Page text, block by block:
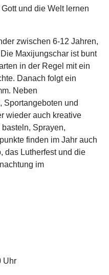
und die Welt lernen
zwischen 6-12 Jahren,
Maxijungschar ist bunt
in der Regel mit ein
Danach folgt ein
Neben
Sportangeboten und
wieder auch kreative
Sprayen,
finden im Jahr auch
das Lutherfest und die
im
Uhr